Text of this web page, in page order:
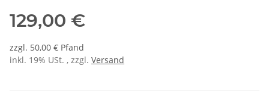
129,00 €
zzgl. 50,00 € Pfand
inkl. 19% USt. , zzgl. Versand